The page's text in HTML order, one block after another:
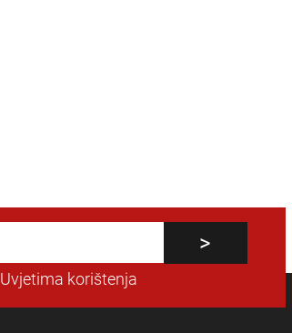
Uvjetima korištenja